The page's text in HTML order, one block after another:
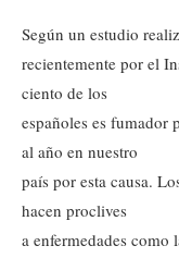
Según un estudio
recientemente por el
ciento de los
españoles es fumador
al año en nuestro
país por esta causa.
hacen proclives
a enfermedades como